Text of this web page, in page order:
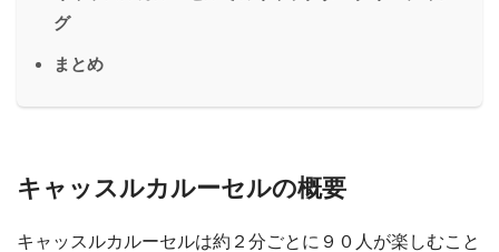
グ
まとめ
キャッスルカルーセルの概要
キャッスルカルーセルは約２分ごとに９０人が楽しむこと